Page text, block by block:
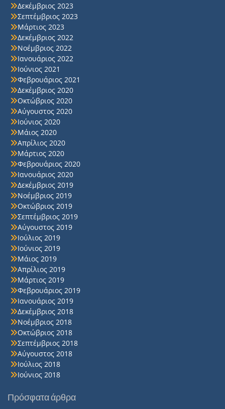
Δεκέμβριος 2023
Σεπτέμβριος 2023
Μάρτιος 2023
Δεκέμβριος 2022
Νοέμβριος 2022
Ιανουάριος 2022
Ιούνιος 2021
Φεβρουάριος 2021
Δεκέμβριος 2020
Οκτώβριος 2020
Αύγουστος 2020
Ιούνιος 2020
Μάιος 2020
Απρίλιος 2020
Μάρτιος 2020
Φεβρουάριος 2020
Ιανουάριος 2020
Δεκέμβριος 2019
Νοέμβριος 2019
Οκτώβριος 2019
Σεπτέμβριος 2019
Αύγουστος 2019
Ιούλιος 2019
Ιούνιος 2019
Μάιος 2019
Απρίλιος 2019
Μάρτιος 2019
Φεβρουάριος 2019
Ιανουάριος 2019
Δεκέμβριος 2018
Νοέμβριος 2018
Οκτώβριος 2018
Σεπτέμβριος 2018
Αύγουστος 2018
Ιούλιος 2018
Ιούνιος 2018
Πρόσφατα άρθρα